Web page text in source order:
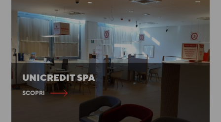
UNICREDIT SPA
SCOPRI